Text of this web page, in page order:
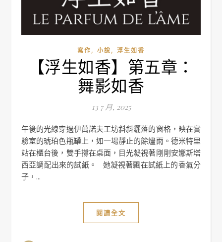
寫作, 小說, 浮生如香
【浮生如香】第五章：
舞影如香
13 7 月, 2025
午後的光線穿過伊萬諾夫工坊斜斜灑落的窗格，映在實
驗室的琥珀色瓶罐上，如一場靜止的餘燼雨。德米特里
站在櫃台後，雙手撐在桌面，目光凝視著剛剛安娜斯塔
西亞調配出來的試紙。 她凝視著飄在試紙上的香氣分
子，...
閱讀全文